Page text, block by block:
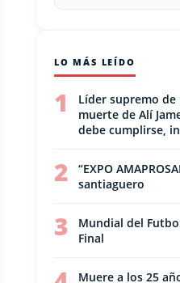
LO MÁS LEÍDO
1
Líder supremo
muerte de Alí
debe cumplirse,
2
“EXPO
santiaguero
3
Mundial del
Final
Muere a los 25